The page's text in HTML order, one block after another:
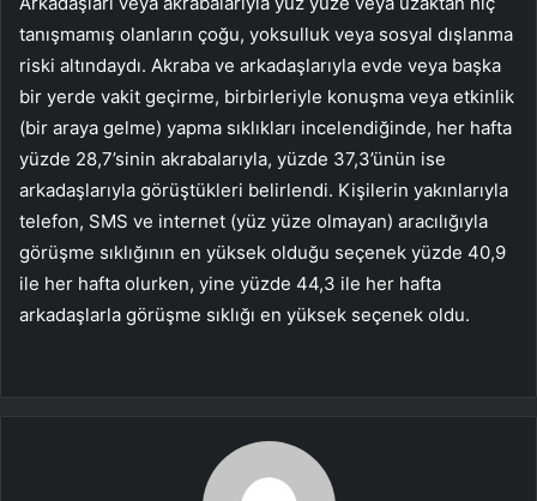
tanışmamış olanların çoğu, yoksulluk veya sosyal dışlanma
riski altındaydı. Akraba ve arkadaşlarıyla evde veya başka
bir yerde vakit geçirme, birbirleriyle konuşma veya etkinlik
(bir araya gelme) yapma sıklıkları incelendiğinde, her hafta
yüzde 28,7’sinin akrabalarıyla, yüzde 37,3’ünün ise
arkadaşlarıyla görüştükleri belirlendi. Kişilerin yakınlarıyla
telefon, SMS ve internet (yüz yüze olmayan) aracılığıyla
görüşme sıklığının en yüksek olduğu seçenek yüzde 40,9
ile her hafta olurken, yine yüzde 44,3 ile her hafta
arkadaşlarla görüşme sıklığı en yüksek seçenek oldu.